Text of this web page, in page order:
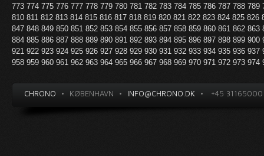
773 774 775 776 777 778 779 780 781 782 783 784 785 786 787 788 789
810 811 812 813 814 815 816 817 818 819 820 821 822 823 824 825 826
847 848 849 850 851 852 853 854 855 856 857 858 859 860 861 862 863
884 885 886 887 888 889 890 891 892 893 894 895 896 897 898 899 900
921 922 923 924 925 926 927 928 929 930 931 932 933 934 935 936 937
958 959 960 961 962 963 964 965 966 967 968 969 970 971 972 973 974
CHRONO • KØBENHAVN • INFO@CHRONO.DK • +45 31165000